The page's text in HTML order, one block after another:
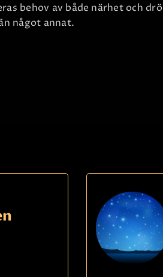
behov av både närhet och
något annat.